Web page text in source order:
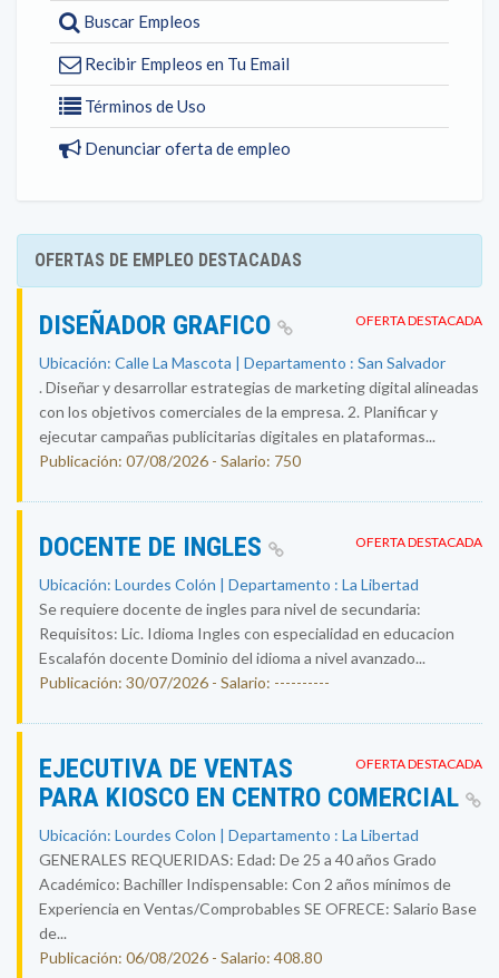
Buscar Empleos
Recibir Empleos en Tu Email
Términos de Uso
Denunciar oferta de empleo
OFERTAS DE EMPLEO DESTACADAS
OFERTA DESTACADA
DISEÑADOR GRAFICO
Ubicación: Calle La Mascota | Departamento : San Salvador
. Diseñar y desarrollar estrategias de marketing digital alineadas
con los objetivos comerciales de la empresa. 2. Planificar y
ejecutar campañas publicitarias digitales en plataformas...
Publicación: 07/08/2026 - Salario: 750
OFERTA DESTACADA
DOCENTE DE INGLES
Ubicación: Lourdes Colón | Departamento : La Libertad
Se requiere docente de ingles para nivel de secundaria:
Requisitos: Lic. Idioma Ingles con especialidad en educacion
Escalafón docente Dominio del idioma a nivel avanzado...
Publicación: 30/07/2026 - Salario: ----------
OFERTA DESTACADA
EJECUTIVA DE VENTAS
PARA KIOSCO EN CENTRO COMERCIAL
Ubicación: Lourdes Colon | Departamento : La Libertad
GENERALES REQUERIDAS: Edad: De 25 a 40 años Grado
Académico: Bachiller Indispensable: Con 2 años mínimos de
Experiencia en Ventas/Comprobables SE OFRECE: Salario Base
de...
Publicación: 06/08/2026 - Salario: 408.80